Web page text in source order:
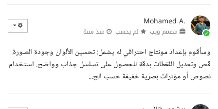
Mohamed A.
مصمم ويب لم يحسب منذ سنة
وسأقوم بإعداد مونتاج احترافي له يشمل: تحسين الألوان وجودة الصورة.
قص وتعديل اللقطات بدقة للحصول على تسلسل جذاب وواضح. استخدام
نصوص أو مؤثرات بصرية خفيفة حسب الح...